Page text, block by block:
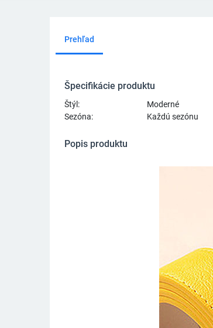
Prehľad
Špecifikácie produktu
Štýl: Moderné
Sezóna:
Každú sezónu
Popis produktu